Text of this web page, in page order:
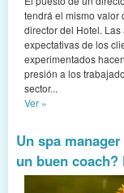
tendrá el mismo valor
director del Hotel. Las
expectativas de los
experimentados
presión a los
sector...
Ver »
Un spa
un buen coach?